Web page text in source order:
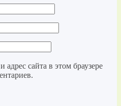
сайта в этом браузере